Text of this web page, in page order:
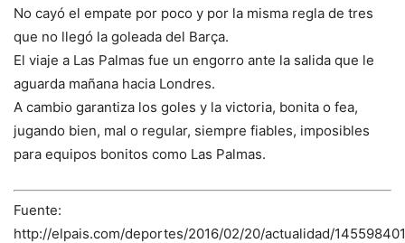
No cayó el empate por poco y por la misma regla de tres
que no llegó la goleada del Barça.
El viaje a Las Palmas fue un engorro ante la salida que le
aguarda mañana hacia Londres.
A cambio garantiza los goles y la victoria, bonita o fea,
jugando bien, mal o regular, siempre fiables, imposibles
para equipos bonitos como Las Palmas.
Fuente:
http://elpais.com/deportes/2016/02/20/actualidad/